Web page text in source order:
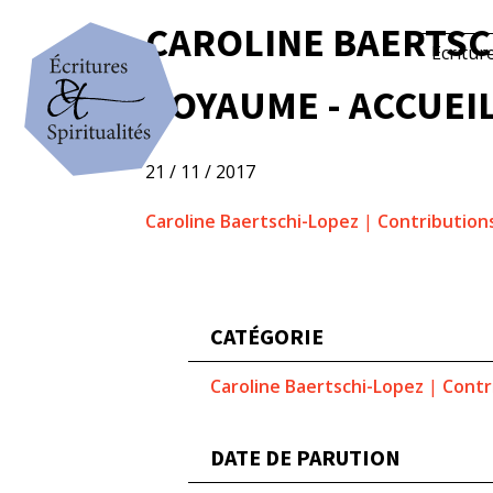
CAROLINE
ROYAUME -
21 / 11 / 2017
Caroline Baertschi-Lopez |
CATÉGORIE
Caroline Baertschi-Lopez |
DATE DE PARUTION